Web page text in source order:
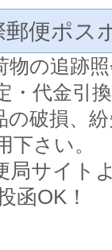
郵便ポス
物の追跡
・代金引
の破損、
下さい。
局サイト
函OK！